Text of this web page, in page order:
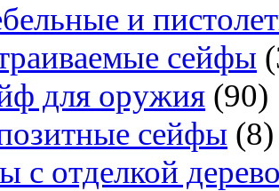
и
сейфы
для оружия (90)
сейфы (8)
с отделкой